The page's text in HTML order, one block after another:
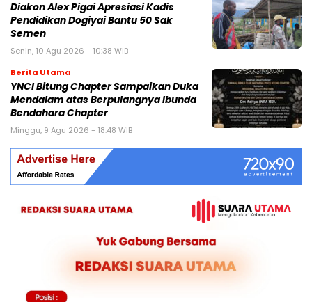
Diakon Alex Pigai Apresiasi Kadis
Pendidikan Dogiyai Bantu 50 Sak
Semen
Senin, 10 Agu 2026 - 10:38 WIB
Berita Utama
YNCI Bitung Chapter Sampaikan Duka
Mendalam atas Berpulangnya Ibunda
Bendahara Chapter
Minggu, 9 Agu 2026 - 18:48 WIB